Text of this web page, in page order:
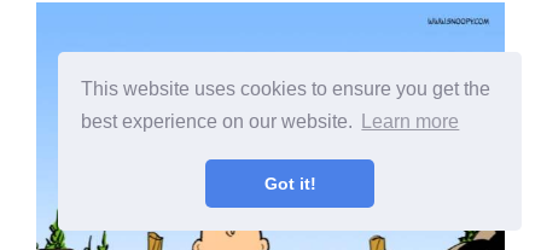
This website uses cookies to ensure you get the
best experience on our website.
Learn more
Got it!